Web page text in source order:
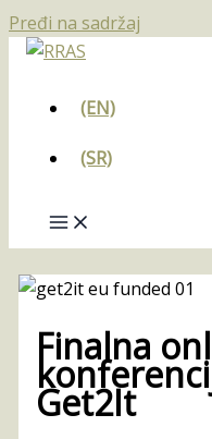
Pređi na sadržaj
(EN)
(SR)
Finalna
Get2It